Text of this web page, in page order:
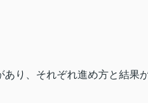
り、それぞれ進め方と結果